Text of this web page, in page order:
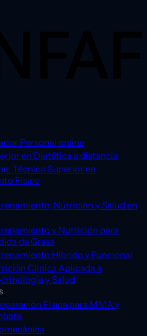
Personal online
en Dietética a distancia
Técnico Superior en
Físico
Nutrición y Salud en
y Nutrición para
de Grasa
Híbrido y Funcional
Clínica Aplicada a
y Salud
Física para MMA y